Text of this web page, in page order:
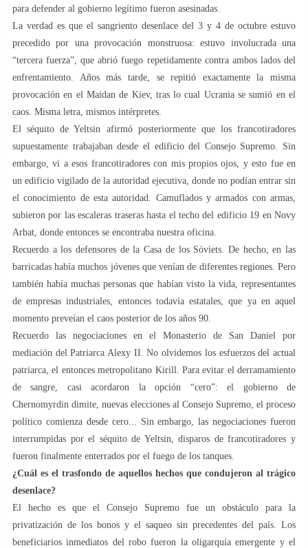
para defender al gobierno legítimo fueron asesinadas.
La verdad es que el sangriento desenlace del 3 y 4 de octubre estuvo
precedido por una provocación monstruosa: estuvo involucrada una
“tercera fuerza”, que abrió fuego repetidamente contra ambos lados del
enfrentamiento. Años más tarde, se repitió exactamente la misma
provocación en el Maidan de Kiev, tras lo cual Ucrania se sumió en el
caos. Misma letra, mismos intérpretes.
El séquito de Yeltsin afirmó posteriormente que los francotiradores
supuestamente trabajaban desde el edificio del Consejo Supremo. Sin
embargo, vi a esos francotiradores con mis propios ojos, y esto fue en
un edificio vigilado de la autoridad ejecutiva, donde no podían entrar sin
el conocimiento de esta autoridad. Camuflados y armados con armas,
subieron por las escaleras traseras hasta el techo del edificio 19 en Novy
Arbat, donde entonces se encontraba nuestra oficina.
Recuerdo a los defensores de la Casa de los Sóviets. De hecho, en las
barricadas había muchos jóvenes que venían de diferentes regiones. Pero
también había muchas personas que habían visto la vida, representantes
de empresas industriales, entonces todavía estatales, que ya en aquel
momento preveían el caos posterior de los años 90.
Recuerdo las negociaciones en el Monasterio de San Daniel por
mediación del Patriarca Alexy II. No olvidemos los esfuerzos del actual
patriarca, el entonces metropolitano Kirill. Para evitar el derramamiento
de sangre, casi acordaron la opción “cero”: el gobierno de
Chernomyrdin dimite, nuevas elecciones al Consejo Supremo, el proceso
político comienza desde cero... Sin embargo, las negociaciones fueron
interrumpidas por el séquito de Yeltsin, disparos de francotiradores y
fueron finalmente enterrados por el fuego de los tanques.
¿Cuál es el trasfondo de aquellos hechos que condujeron al trágico
desenlace?
El hecho es que el Consejo Supremo fue un obstáculo para la
privatización de los bonos y el saqueo sin precedentes del país. Los
beneficiarios inmediatos del robo fueron la oligarquía emergente y el